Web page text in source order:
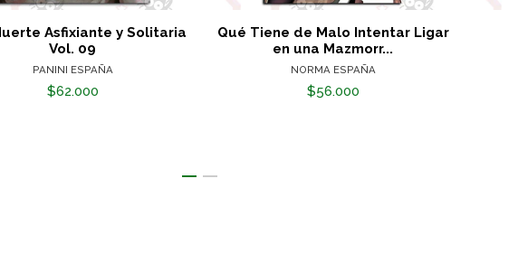
Asfixiante y Solitaria
Vol. 09
PANINI ESPAÑA
$62.000
Qué Tiene de Malo Intentar Ligar
en una Mazmorr...
NORMA ESPAÑA
$56.000